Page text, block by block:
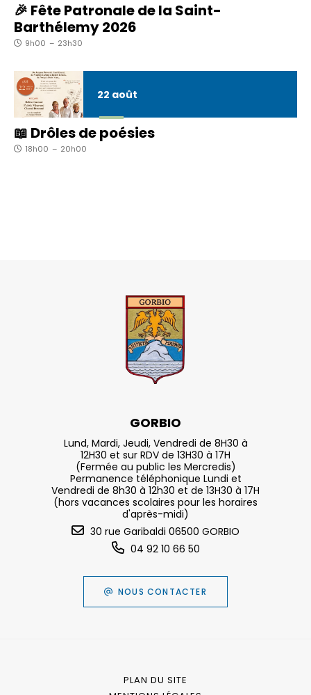
🎉 Fête Patronale de la Saint-
Barthélemy 2026
9h00 – 23h30
📖 Drôles de poésies
18h00 – 20h00
22 août
GORBIO
Lund, Mardi, Jeudi, Vendredi de 8H30 à
12H30 et sur RDV de 13H30 à 17H
(Fermée au public les Mercredis)
Permanence téléphonique Lundi et
Vendredi de 8h30 à 12h30 et de 13H30 à 17H
(hors vacances scolaires pour les horaires
d'après-midi)
30 rue Garibaldi 06500 GORBIO
04 92 10 66 50
NOUS CONTACTER
PLAN DU SITE